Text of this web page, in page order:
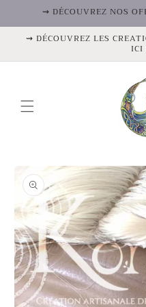
passer
au
contenu
⇝ DÉCOUVREZ NOS
⇝ DÉCOUVREZ LES
Passer aux
informations
produits